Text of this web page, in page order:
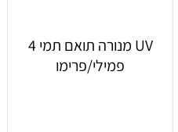
UV מנורה תואם תמי 4
פמילי/פרימו